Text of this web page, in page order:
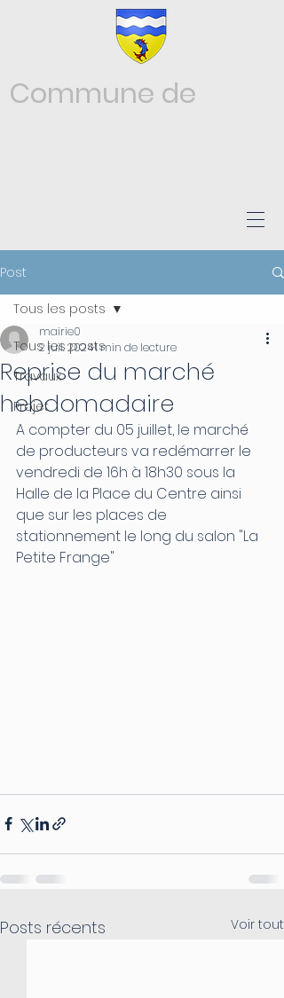
Commune de
Post
Tous les posts
Travaux
Projet
Tous les posts
Reprise du marché
hebdomadaire
mairie0
2 juil. 20241 min de lecture
A compter du 05 juillet, le marché
de producteurs va redémarrer le
vendredi de 16h à 18h30 sous la
Halle de la Place du Centre ainsi
que sur les places de
stationnement le long du salon "La
Petite Frange"
Posts récents Voir tout